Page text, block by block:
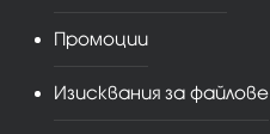
Промоции
Изисквания за файлове